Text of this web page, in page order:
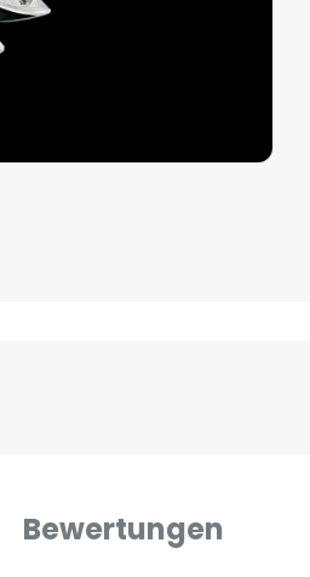
Bewertungen